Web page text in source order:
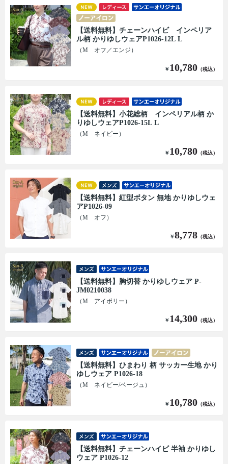
【送料無料】チェーンハイビ インペリア
ル柄 かりゆしウェアP1026-12L L
（M オフ／エンジ）
￥ 10,780 （税込）
【送料無料】小花総柄 インペリアル柄 か
りゆしウェアP1026-15L L
（M ネイビー）
￥ 10,780 （税込）
【送料無料】紅型ボタン 無地 かりゆしウェ
アP1026-09
（M オフ）
￥8,778 （税込）
【送料無料】胸切替 かりゆしウェア P-
JM0210038
（M アイボリー）
￥ 14,300 （税込）
【送料無料】ひまわり 柄 サッカー生地 かり
ゆしウェア P1026-18
（M ネイビー/ベージュ）
￥ 10,780 （税込）
【送料無料】チェーンハイビ 半袖 かりゆし
ウェア P1026-12